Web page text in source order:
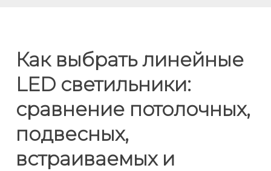
Как выбрать линейные
LED светильники:
сравнение потолочных,
подвесных,
встраиваемых и